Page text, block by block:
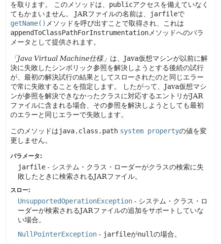
を取ります。
このメソッドは、 publicアクセスを備えていなく
てもかまいません。
JARファイルの名前は、 jarfileで
getName() メソッドを呼び出すことで取得され、これは
appendToClassPathForInstrumentation メソッドへのパラ
メータとして提供されます。
「Java Virtual Machine仕様」 は、Java仮想マシンが以前に解
決に失敗したシンボリック参照を解決しようとする後続の試行
が、最初の解決試行の結果としてスローされたのと同じエラー
で常に失敗することを指定します。
したがって、Java仮想マシ
ンが参照を解決できなかったクラスに対応するエントリがJAR
ファイルに含まれる場合、その参照を解決しようとしても最初
のエラーと同じエラーで失敗します。
このメソッドはjava.class.path system propertyの値を変
更しません。
パラメータ:
jarfile - システム・クラス・ローダーがクラスの検索に失
敗したときに検索されるJARファイル。
スロー:
UnsupportedOperationException - システム・クラス・ロ
ーダーが検索されるJARファイルの追加をサポートしていな
い場合。
NullPointerException - jarfileがnullの場合。